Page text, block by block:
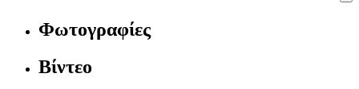
Φωτογραφίες
Βίντεο